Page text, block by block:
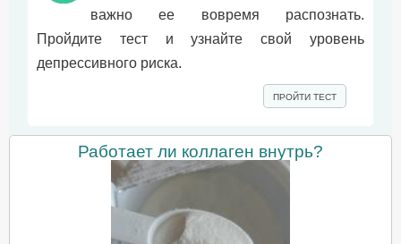
важно ее вовремя распознать.
Пройдите тест и узнайте свой уровень
депрессивного риска.
ПРОЙТИ ТЕСТ
Работает ли коллаген внутрь?